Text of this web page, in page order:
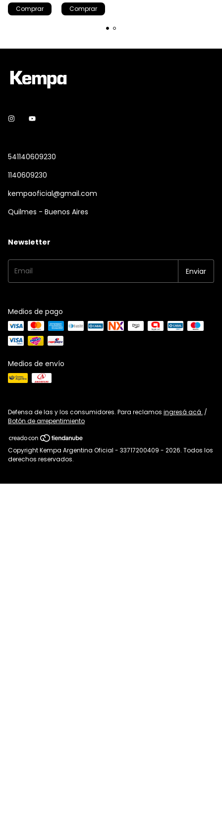
Comprar Comprar
541140609230
1140609230
kempaoficial@gmail.com
Quilmes - Buenos Aires
Newsletter
Medios de pago
Medios de envío
Defensa de las y los consumidores. Para reclamos ingresá acá. /
Botón de arrepentimiento
Copyright Kempa Argentina Oficial - 33717200409 - 2026. Todos los
derechos reservados.